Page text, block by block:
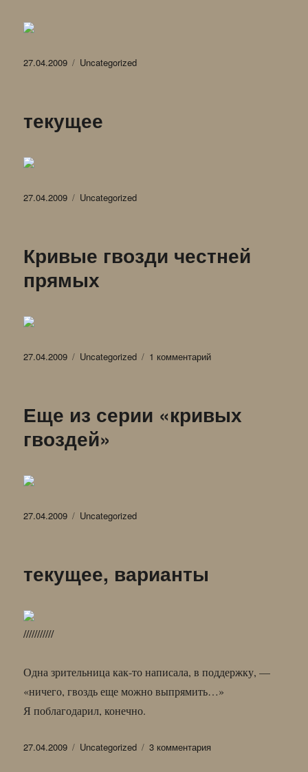
Опубликовано
27.04.2009 Рубрики
Uncategorized
текущее
Опубликовано
27.04.2009 Рубрики
Uncategorized
Кривые гвозди честней
прямых
Опубликовано
27.04.2009 Рубрики
Uncategorized 1 комментарийк
честней
Еще из серии «кривых
гвоздей»
Опубликовано
27.04.2009 Рубрики
Uncategorized
текущее, варианты
///////////
Одна зрительница как-то написала, в поддержку, —
«ничего, гвоздь еще можно выпрямить…»
Я поблагодарил, конечно.
Опубликовано
27.04.2009 Рубрики
Uncategorized 3 комментария